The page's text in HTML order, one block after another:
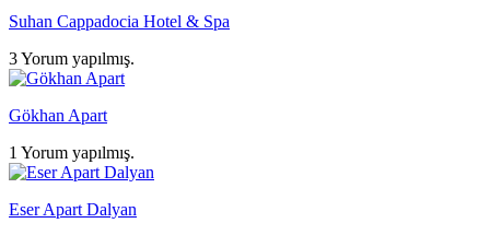
Suhan Cappadocia Hotel & Spa
3 Yorum yapılmış.
Gökhan Apart
1 Yorum yapılmış.
Eser Apart Dalyan